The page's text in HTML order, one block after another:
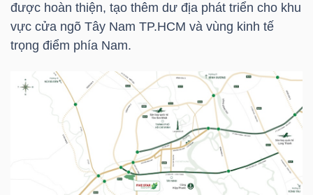
được hoàn thiện, tạo thêm dư địa phát triển cho khu
vực cửa ngõ Tây Nam TP.HCM và vùng kinh tế
trọng điểm phía Nam.
TÀI
CÁ